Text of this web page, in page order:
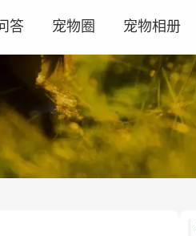
答 宠物圈 宠物相册